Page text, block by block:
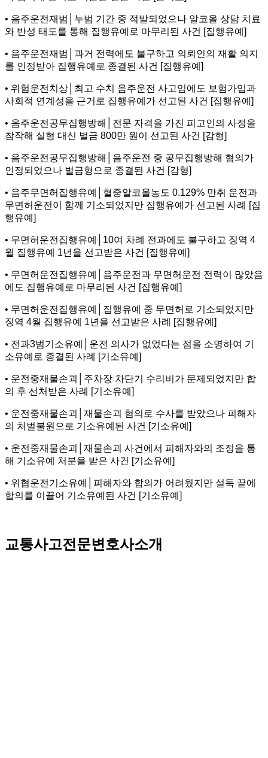
• 음주운전재범│누범 기간 중 적발되었으나 알코올 상담 치료
와 반성 태도를 통해 집행유예로 마무리된 사건 [집행유예]
• 음주운전재범│과거 전력에도 불구하고 의뢰인의 재활 의지
를 인정받아 집행유예로 종결된 사건 [집행유예]
• 위험운전치상│최고 수치 음주운전 사고임에도 보험가입과
사회적 연계성을 근거로 집행유예가 선고된 사건 [집행유예]
• 음주운전공무집행방해│전문 자격을 가진 피고인의 사정을
참작해 실형 대신 벌금 800만 원이 선고된 사건 [감형]
• 음주운전공무집행방해│음주운전 중 공무집행방해 혐의가
인정되었으나 벌금형으로 종결된 사건 [감형]
• 음주무면허집행유예│혈중알코올농도 0.129% 만취 운전과
무면허운전이 함께 기소되었지만 집행유예가 선고된 사례 [집
행유예]
• 무면허운전집행유예│10여 차례 전과에도 불구하고 징역 4
월 집행유예 1년을 선고받은 사건 [집행유예]
• 무면허운전집행유예│음주운전과 무면허운전 전력이 많았음
에도 집행유예로 마무리된 사건 [집행유예]
• 무면허운전집행유예│집행유예 중 무면허로 기소되었지만
징역 4월 집행유예 1년을 선고받은 사례 [집행유예]
• 전과3범기소유예│운전 의사가 없었다는 점을 소명하여 기
소유예로 종결된 사례 [기소유예]
• 운전중재물손괴│주차장 차단기 수리비가 문제되었지만 합
의 후 선처받은 사례 [기소유예]
• 운전중재물손괴│재물손괴 혐의로 수사를 받았으나 피해자
의 처벌불원으로 기소유예된 사건 [기소유예]
• 운전중재물손괴│재물손괴 사건에서 피해자와의 조정을 통
해 기소유예 처분을 받은 사건 [기소유예]
• 위협운전기소유예│피해자와 합의가 어려웠지만 설득 끝에
합의를 이끌어 기소유예된 사건 [기소유예]
교통사고전문변호사소개